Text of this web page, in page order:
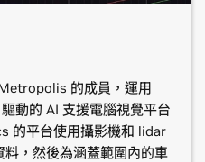
的成員，運用
動的 AI 支援電腦視覺平台
的平台使用攝影機和 lidar
，然後為涵蓋範圍內的車